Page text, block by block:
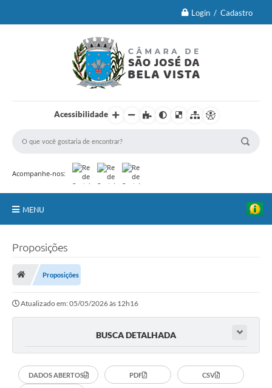
Login / Cadastro
Acessibilidade
Acompanhe-nos:
MENU
Vereadores
Câmara
----------
Contato
Proposições
Proposições
Atualizado em: 05/05/2026 às 12h16
BUSCA DETALHADA
DADOS ABERTOS PDF CSV